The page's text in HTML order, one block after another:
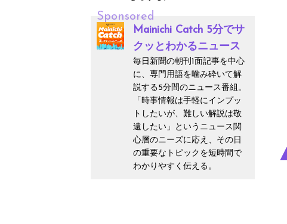
Sponsored
Mainichi Catch 5分でサ
クッとわかるニュース
毎日新聞の朝刊1面記事を中心
に、専門用語を噛み砕いて解
説する5分間のニュース番組。
「時事情報は手軽にインプッ
トしたいが、難しい解説は敬
遠したい」というニュース関
心層のニーズに応え、その日
の重要なトピックを短時間で
わかりやすく伝える。